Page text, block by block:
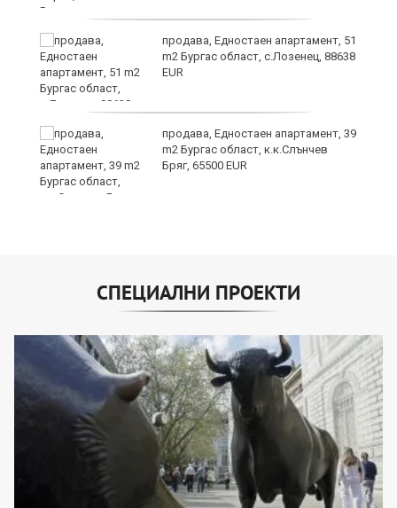
продава, Едностаен апартамент, 51
m2 Бургас област, с.Лозенец, 88638
EUR
продава, Едностаен апартамент, 39
m2 Бургас област, к.к.Слънчев
Бряг, 65500 EUR
СПЕЦИАЛНИ ПРОЕКТИ